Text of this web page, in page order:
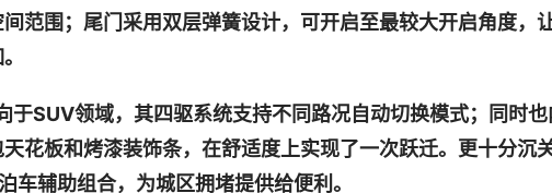
范围；尾门采用双层弹簧设计，可开启至最较大开启角度，
于SUV领域，其四驱系统支持不同路况自动切换模式；同时也
花板和烤漆装饰条，在舒适度上实现了一次跃迁。更十分沉
车辅助组合，为城区拥堵提供给便利。